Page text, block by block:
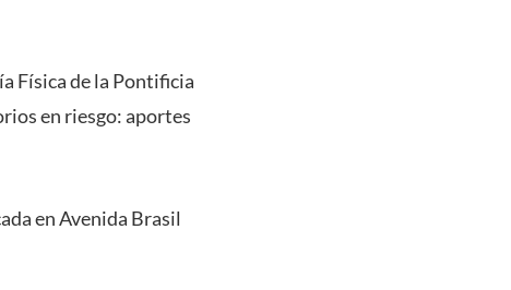
Física de la Pontificia
en riesgo: aportes
en Avenida Brasil